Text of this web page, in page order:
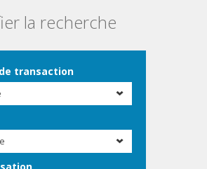
la recherche
transaction